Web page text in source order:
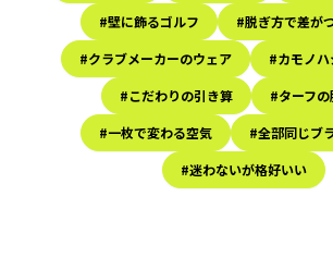
#壁に飾るゴルフ
#脱ぎ方で差が
#クラブメーカーのウェア
#カモノ
#こだわりの引き算
#ターフ
#一枚で変わる空気
#全部同じブ
#迷わないが格好いい